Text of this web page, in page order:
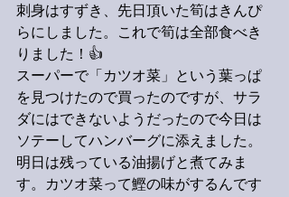
刺身はすずき、先日頂いた筍はきんぴ
らにしました。これで筍は全部食べき
りました！👍
スーパーで「カツオ菜」という葉っぱ
を見つけたので買ったのですが、サラ
ダにはできないようだったので今日は
ソテーしてハンバーグに添えました。
明日は残っている油揚げと煮てみま
す。カツオ菜って鰹の味がするんです